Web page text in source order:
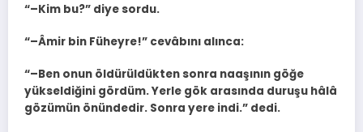
“–Kim bu?” diye sordu.
“–Âmir bin Füheyre!” cevâbını alınca:
“–Ben onun öldürüldükten sonra naaşının göğe
yükseldiğini gördüm. Yerle gök arasında duruşu hâlâ
gözümün önündedir. Sonra yere indi.” dedi.